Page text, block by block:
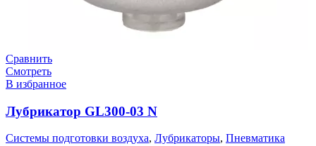
Сравнить
Смотреть
В избранное
Лубрикатор GL300-03 N
Системы подготовки воздуха, Лубрикаторы, Пневматика